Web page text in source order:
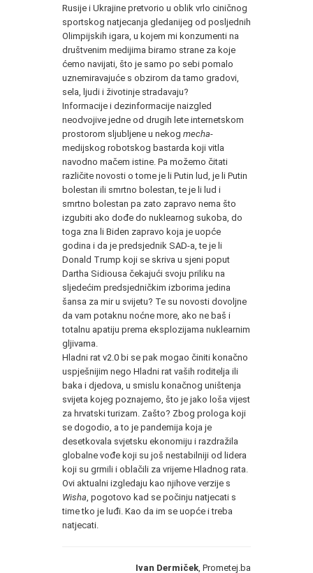
Rusije i Ukrajine pretvorio u oblik vrlo ciničnog
sportskog natjecanja gledanijeg od posljednih
Olimpijskih igara, u kojem mi konzumenti na
društvenim medijima biramo strane za koje
ćemo navijati, što je samo po sebi pomalo
uznemiravajuće s obzirom da tamo gradovi,
sela, ljudi i životinje stradavaju?
Informacije i dezinformacije naizgled
neodvojive jedne od drugih lete internetskom
prostorom sljubljene u nekog mecha-
medijskog robotskog bastarda koji vitla
navodno mačem istine. Pa možemo čitati
različite novosti o tome je li Putin lud, je li Putin
bolestan ili smrtno bolestan, te je li lud i
smrtno bolestan pa zato zapravo nema što
izgubiti ako dođe do nuklearnog sukoba, do
toga zna li Biden zapravo koja je uopće
godina i da je predsjednik SAD-a, te je li
Donald Trump koji se skriva u sjeni poput
Dartha Sidiousa čekajući svoju priliku na
sljedećim predsjedničkim izborima jedina
šansa za mir u svijetu? Te su novosti dovoljne
da vam potaknu noćne more, ako ne baš i
totalnu apatiju prema eksplozijama nuklearnim
gljivama.
Hladni rat v2.0 bi se pak mogao činiti konačno
uspješnijim nego Hladni rat vaših roditelja ili
baka i djedova, u smislu konačnog uništenja
svijeta kojeg poznajemo, što je jako loša vijest
za hrvatski turizam. Zašto? Zbog prologa koji
se dogodio, a to je pandemija koja je
desetkovala svjetsku ekonomiju i razdražila
globalne vođe koji su još nestabilniji od lidera
koji su grmili i oblačili za vrijeme Hladnog rata.
Ovi aktualni izgledaju kao njihove verzije s
Wisha , pogotovo kad se počinju natjecati s
time tko je luđi. Kao da im se uopće i treba
natjecati.
Ivan Dermiček , Prometej.ba